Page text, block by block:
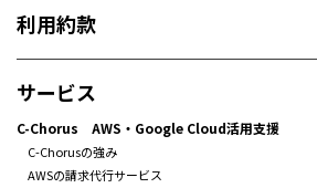
利用約款
サービス
C-Chorus AWS・Google Cloud活用支援
C-Chorusの強み
AWSの請求代行サービス